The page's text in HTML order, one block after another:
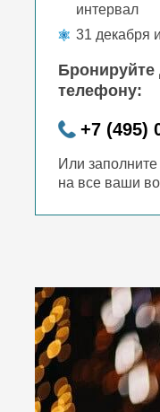
интервал
31 декабря
Бронируйте
телефону:
+7 (495)
Или
на все ваши